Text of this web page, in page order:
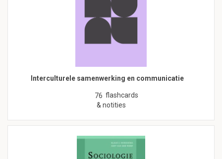
Interculturele samenwerking en communicatie
76 flashcards
& notities